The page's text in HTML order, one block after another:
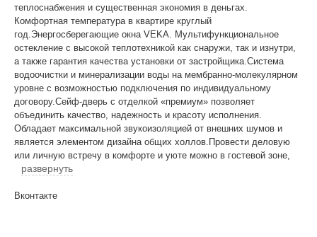
теплоснабжения и существенная экономия в деньгах.
Комфортная температура в квартире круглый
год.Энергосберегающие окна VEKA. Мультифункциональное
остекление с высокой теплотехникой как снаружи, так и изнутри,
а также гарантия качества установки от застройщика.Система
водоочистки и минерализации воды на мембранно-молекулярном
уровне с возможностью подключения по индивидуальному
договору.Сейф-дверь с отделкой «премиум» позволяет
объединить качество, надежность и красоту исполнения.
Обладает максимальной звукоизоляцией от внешних шумов и
является элементом дизайна общих холлов.Провести деловую
или личную встречу в комфорте и уюте можно в гостевой зоне,
развернуть
Вконтакте